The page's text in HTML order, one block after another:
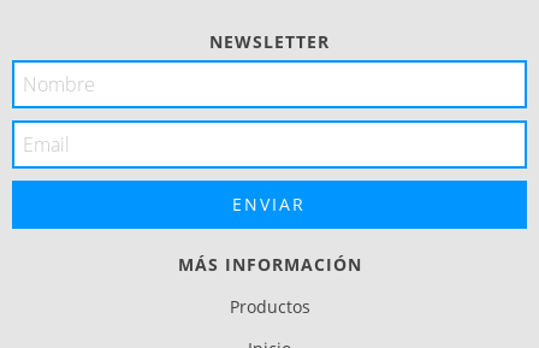
NEWSLETTER
MÁS INFORMACIÓN
Productos